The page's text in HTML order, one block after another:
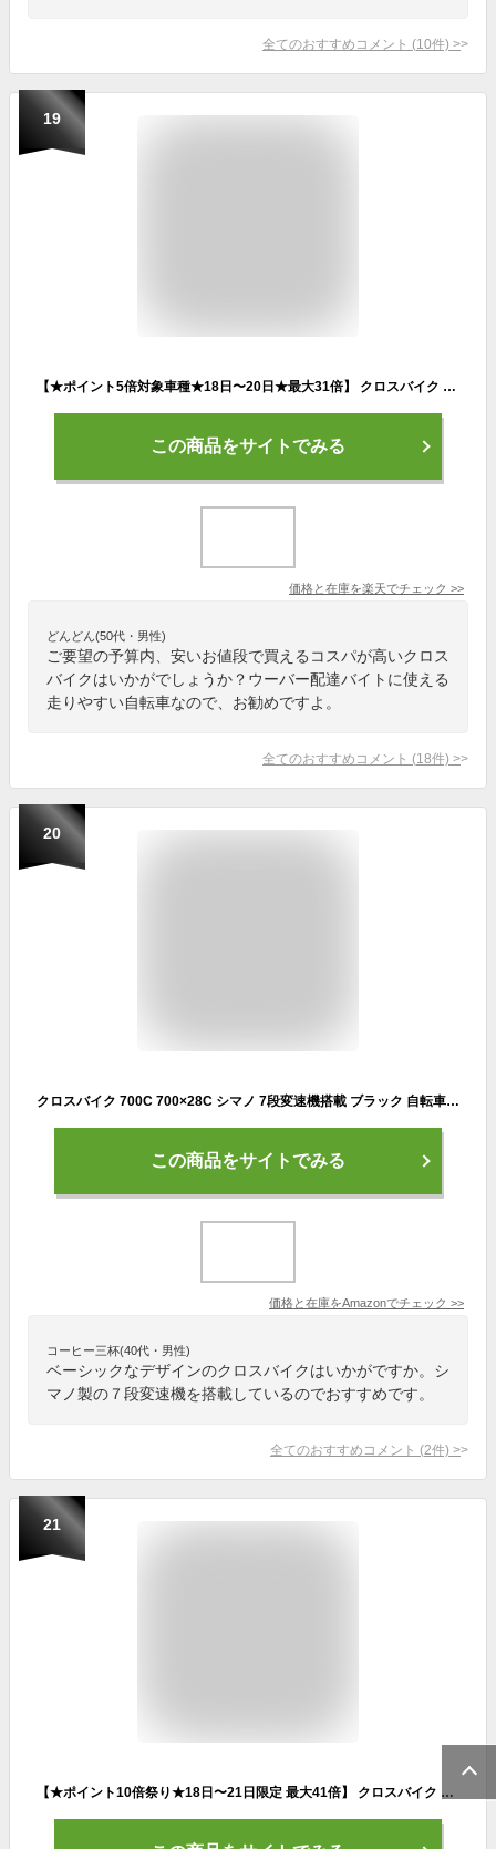
全てのおすすめコメント (10件) >
19
【★ポイント5倍対象車種★18日〜20日★最大31倍】 クロスバイク シマノ6段変速搭載 700×28c |軽量 自転車 じてんしゃ 本体 シティサイクル アウトドア スポーツ メンズ レディース ギフト 送料無料 【CL266】
この商品をサイトでみる
価格と在庫を楽天でチェック >>
どんどん(50代・男性)
ご要望の予算内、安いお値段で買えるコスパが高いクロス
バイクはいかがでしょうか？ウーバー配達バイトに使える
走りやすい自転車なので、お勧めですよ。
全てのおすすめコメント (18件) >
20
クロスバイク 700C 700×28C シマノ 7段変速機搭載 ブラック 自転車 アイトン 本州 ARCHNESS CRB7007-3 (ブラック)
この商品をサイトでみる
価格と在庫をAmazonでチェック >>
コーヒー三杯(40代・男性)
ベーシックなデザインのクロスバイクはいかがですか。シ
マノ製の７段変速機を搭載しているのでおすすめです。
全てのおすすめコメント (2件) >
21
【★ポイント10倍祭り★18日〜21日限定 最大41倍】 クロスバイク シマノ6段変速搭載 26インチ |鍵・ライト付き 軽量 自転車 じてんしゃ 本体 シティサイクル スポーツ メンズ レディース 送料無料 【FUCL266】